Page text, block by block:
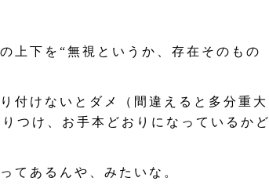
上下を“無視というか、存在そのもの
付けないとダメ（間違えると多分重大
つけ、お手本どおりになっているかど
てあるんや、みたいな。